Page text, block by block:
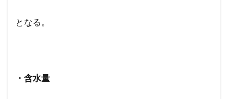
となる。
・含水量